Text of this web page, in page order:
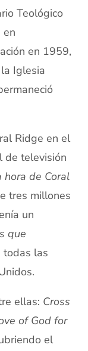
Teológico
en
en 1959,
Iglesia
Ridge en el
de televisión
hora de Coral
tres millones
un
que
todas las
ellas: Cross
of God for
el